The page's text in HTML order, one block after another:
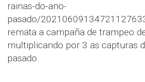
rainas-do-ano-
pasado/
remata a campaña de trampeo
multiplicando por 3 as capturas
pasado.